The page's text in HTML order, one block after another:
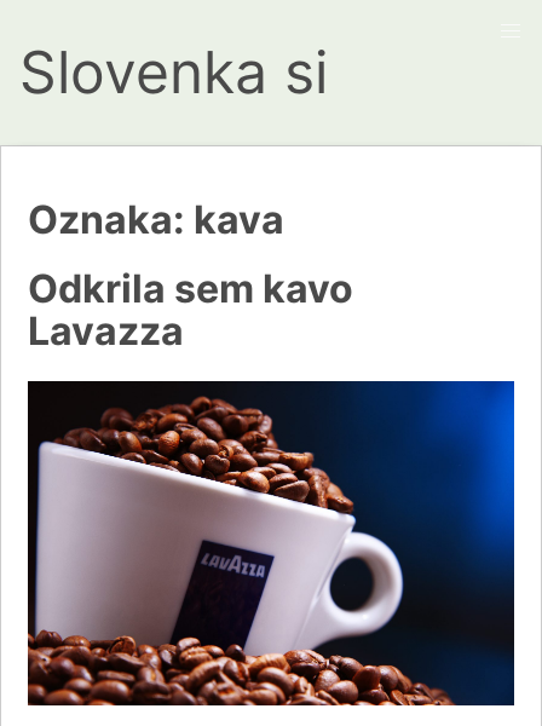
Slovenka si
Oznaka: kava
Odkrila sem kavo
Lavazza